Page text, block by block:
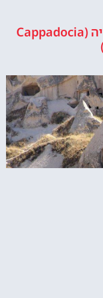
כרטיס האטרקציות של קפדוקיה (Cappadocia